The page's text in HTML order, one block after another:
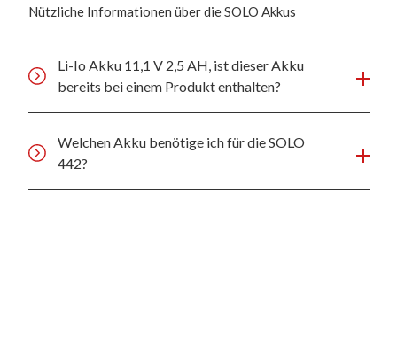
Nützliche Informationen über die SOLO Akkus
Li-Io Akku 11,1 V 2,5 AH, ist dieser Akku
bereits bei einem Produkt enthalten?
Welchen Akku benötige ich für die SOLO
442?